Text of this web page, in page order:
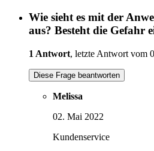
Wie sieht es mit der
aus? Besteht die Gefahr
1 Antwort, letzte Antwort vom
Diese Frage beantworten
Melissa
02. Mai 2022
Kundenservice